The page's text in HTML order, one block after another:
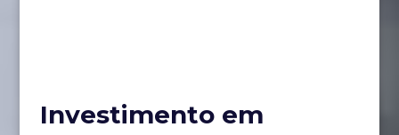
Investimento em